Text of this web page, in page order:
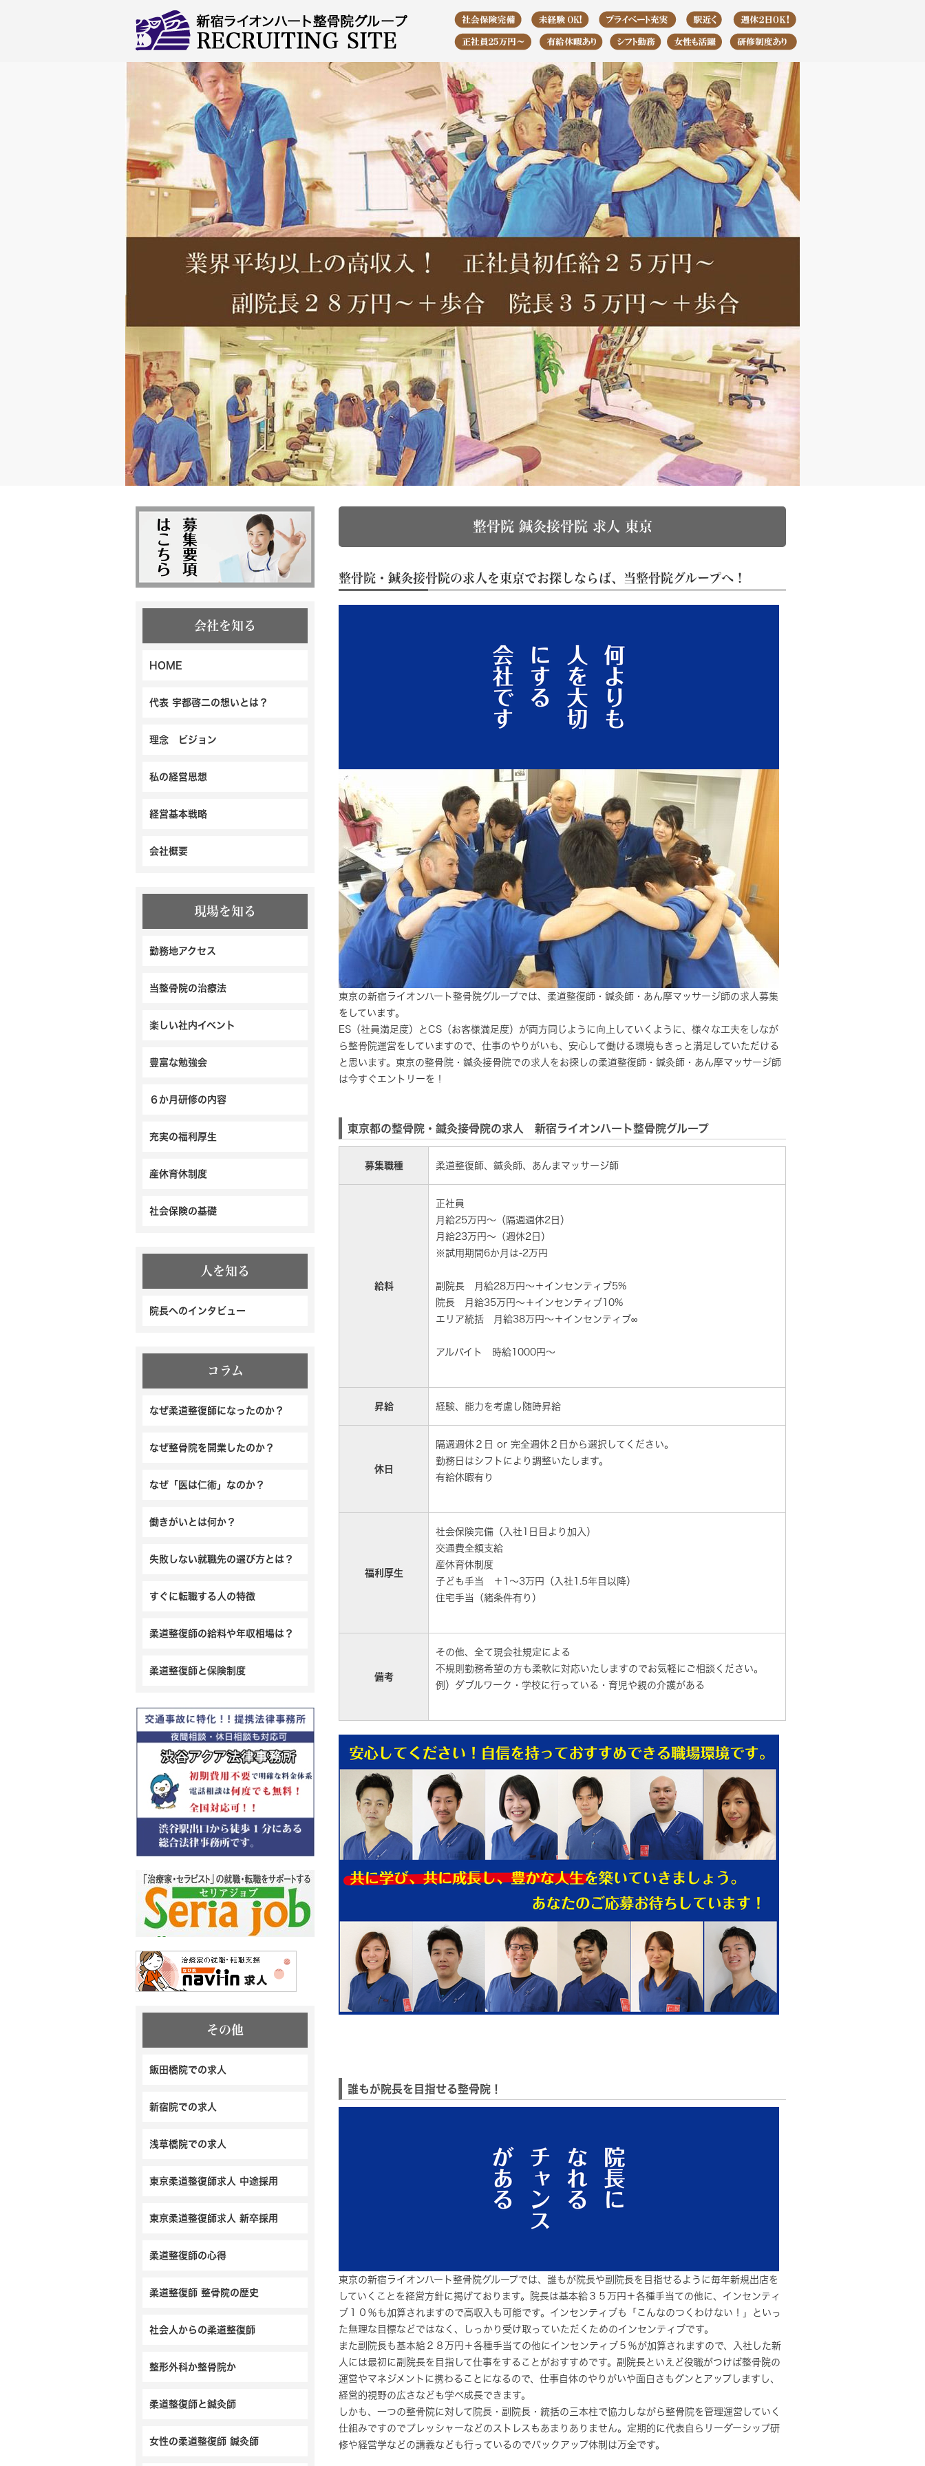
整骨院 鍼灸接骨院 求人 東京
整骨院・鍼灸接骨院の求人を東京でお探しならば、当整骨院グループへ！
東京の新宿ライオンハート整骨院グループでは、柔道整復師・鍼灸師・あん摩マッサージ師の求人募集
をしています。
ES（社員満足度）とCS（お客様満足度）が両方同じように向上していくように、様々な工夫をしなが
ら整骨院運営をしていますので、仕事のやりがいも、安心して働ける環境もきっと満足していただける
と思います。東京の整骨院・鍼灸接骨院での求人をお探しの柔道整復師・鍼灸師・あん摩マッサージ師
は今すぐエントリーを！
東京都の整骨院・鍼灸接骨院の求人 新宿ライオンハート整骨院グループ
募集職種 柔道整復師、鍼灸師、あんまマッサージ師
給料
正社員
月給25万円～（隔週週休2日）
月給23万円～（週休2日）
※試用期間6か月は-2万円
副院長 月給28万円～＋インセンティブ5%
院長 月給35万円～＋インセンティブ10%
エリア統括 月給38万円～＋インセンティブ∞
アルバイト 時給1000円～
昇給 経験、能力を考慮し随時昇給
休日
隔週週休２日 or 完全週休２日から選択してください。
勤務日はシフトにより調整いたします。
有給休暇有り
福利厚生
社会保険完備（入社1日目より加入）
交通費全額支給
産休育休制度
子ども手当 ＋1～3万円（入社1.5年目以降）
住宅手当（緒条件有り）
備考
その他、全て現会社規定による
不規則勤務希望の方も柔軟に対応いたしますのでお気軽にご相談ください。
例）ダブルワーク・学校に行っている・育児や親の介護がある
誰もが院長を目指せる整骨院！
東京の新宿ライオンハート整骨院グループでは、誰もが院長や副院長を目指せるように毎年新規出店を
していくことを経営方針に掲げております。院長は基本給３５万円＋各種手当ての他に、インセンティ
ブ１０％も加算されますので高収入も可能です。インセンティブも「こんなのつくわけない！」といっ
た無理な目標などではなく、しっかり受け取っていただくためのインセンティブです。
また副院長も基本給２８万円＋各種手当ての他にインセンティブ５％が加算されますので、入社した新
人には最初に副院長を目指して仕事をすることがおすすめです。副院長といえど役職がつけば整骨院の
運営やマネジメントに携わることになるので、仕事自体のやりがいや面白さもグンとアップしますし、
経営的視野の広さなども学べ成長できます。
しかも、一つの整骨院に対して院長・副院長・統括の三本柱で協力しながら整骨院を管理運営していく
仕組みですのでプレッシャーなどのストレスもあまりありません。定期的に代表自らリーダーシップ研
修や経営学などの講義なども行っているのでバックアップ体制は万全です。
会社を知る
HOME
代表 宇都啓二の想いとは？
理念 ビジョン
私の経営思想
経営基本戦略
会社概要
現場を知る
勤務地アクセス
当整骨院の治療法
楽しい社内イベント
豊富な勉強会
６か月研修の内容
充実の福利厚生
産休育休制度
社会保険の基礎
人を知る
院長へのインタビュー
コラム
なぜ柔道整復師になったのか？
なぜ整骨院を開業したのか？
なぜ「医は仁術」なのか？
働きがいとは何か？
失敗しない就職先の選び方とは？
すぐに転職する人の特徴
柔道整復師の給料や年収相場は？
柔道整復師と保険制度
その他
飯田橋院での求人
新宿院での求人
浅草橋院での求人
東京柔道整復師求人 中途採用
東京柔道整復師求人 新卒採用
柔道整復師の心得
柔道整復師 整骨院の歴史
社会人からの柔道整復師
整形外科か整骨院か
柔道整復師と鍼灸師
女性の柔道整復師 鍼灸師